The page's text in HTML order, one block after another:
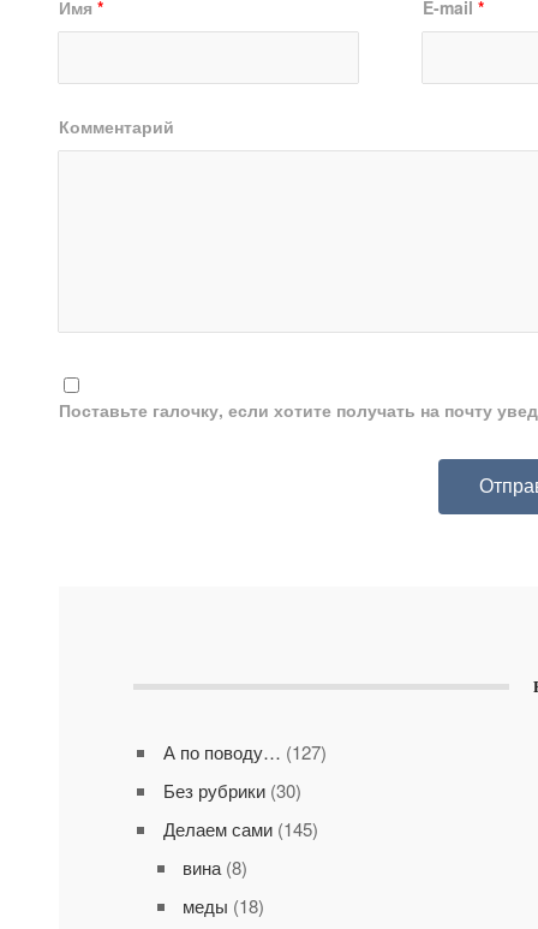
Имя * E-mail *
Комментарий
Поставьте галочку, если хотите получать на почту
А по поводу… (127)
Без рубрики(30)
Делаем сами(145)
вина(8)
меды (18)